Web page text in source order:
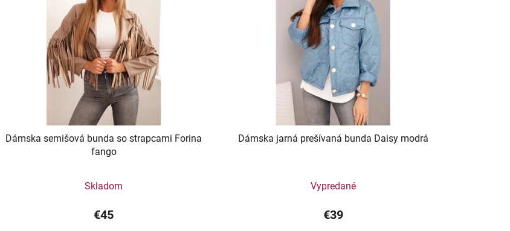
Dámska semišová bunda so strapcami Forina
fango
Skladom
€45
Dámska jarná prešívaná bunda Daisy modrá
Vypredané
€39